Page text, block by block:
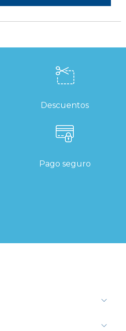
Descuentos
Pago seguro